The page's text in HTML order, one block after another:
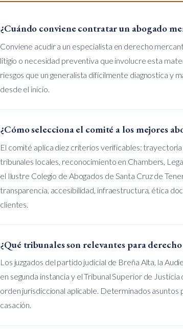
¿Cuándo conviene contratar un abogado
Conviene acudir a un especialista en derecho
litigio o necesidad preventiva que involucre esta
riesgos que un generalista difícilmente diagnostica y
desde el inicio.
¿Cómo selecciona el comité a los mejores
El comité aplica diez criterios verificables:
tribunales locales, reconocimiento en Chambers,
el Ilustre Colegio de Abogados de Santa Cruz de
transparencia, accesibilidad, infraestructura, ética
clientes.
¿Qué tribunales son relevantes para
Los juzgados del partido judicial de Breña Alta, la
en segunda instancia y el Tribunal Superior de
orden jurisdiccional aplicable. Determinados asuntos
casación.